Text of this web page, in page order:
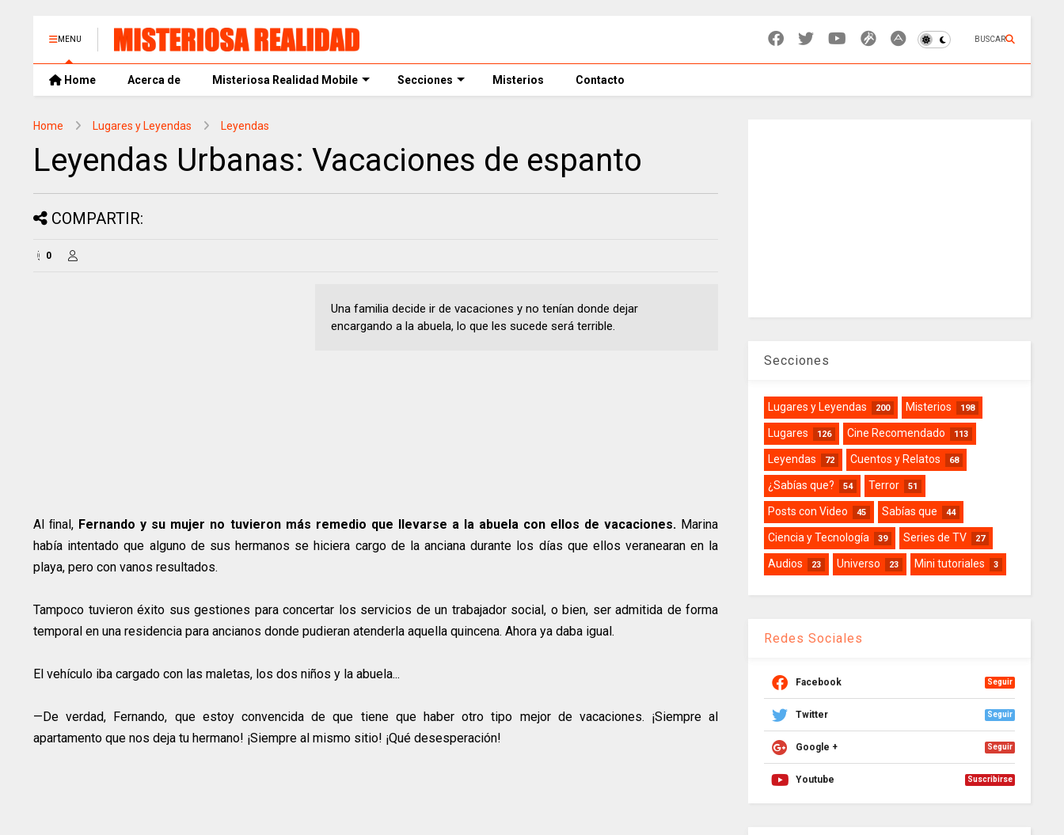
MENU BUSCAR
Home Acerca de Misteriosa Realidad Mobile Secciones Misterios Contacto
Home Lugares y Leyendas Leyendas
Leyendas Urbanas: Vacaciones de espanto
COMPARTIR:
0
Una familia decide ir de vacaciones y no tenían donde dejar
encargando a la abuela, lo que les sucede será terrible.
Al ﬁnal, Fernando y su mujer no tuvieron más remedio que llevarse a la abuela con ellos de vacaciones. Marina
había intentado que alguno de sus hermanos se hiciera cargo de la anciana durante los días que ellos veranearan en la
playa, pero con vanos resultados.
Tampoco tuvieron éxito sus gestiones para concertar los servicios de un trabajador social, o bien, ser admitida de forma
temporal en una residencia para ancianos donde pudieran atenderla aquella quincena. Ahora ya daba igual.
El vehículo iba cargado con las maletas, los dos niños y la abuela...
—De verdad, Fernando, que estoy convencida de que tiene que haber otro tipo mejor de vacaciones. ¡Siempre al
apartamento que nos deja tu hermano! ¡Siempre al mismo sitio! ¡Qué desesperación!
Secciones
Lugares y Leyendas 200 Misterios 198
Lugares 126 Cine Recomendado 113
Leyendas 72 Cuentos y Relatos 68
¿Sabías que? 54 Terror 51
Posts con Video 45 Sabías que 44
Ciencia y Tecnología 39 Series de TV 27
Audios 23 Universo 23 Mini tutoriales 3
Redes Sociales
Facebook Seguir
Twitter Seguir
Google + Seguir
Youtube Suscribirse